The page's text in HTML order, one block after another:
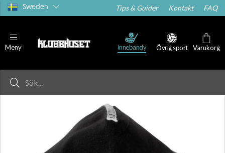
Sweden Tips & Guider Kontakt FAQ
Meny Innebandy Övrig sport Varukorg